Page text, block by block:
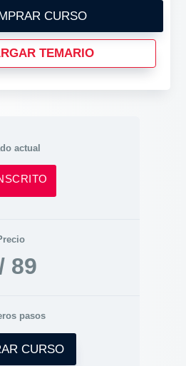
CURSO
TEMARIO
actual
89
pasos
CURSO